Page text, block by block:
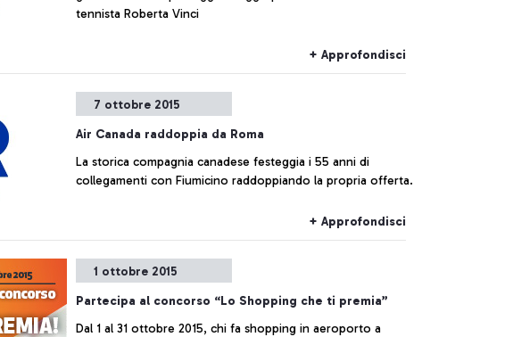
tennista Roberta Vinci
+ Approfondisci
7 ottobre 2015
Air Canada raddoppia da Roma
La storica compagnia canadese festeggia i 55 anni di
collegamenti con Fiumicino raddoppiando la propria offerta.
+ Approfondisci
1 ottobre 2015
Partecipa al concorso “Lo Shopping che ti premia”
Dal 1 al 31 ottobre 2015, chi fa shopping in aeroporto a